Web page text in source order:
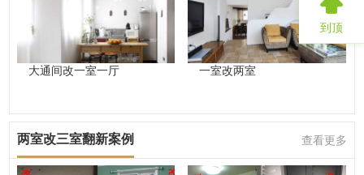
大通间改一室一厅 一室改两室
两室改三室翻新案例 查看更多
到顶